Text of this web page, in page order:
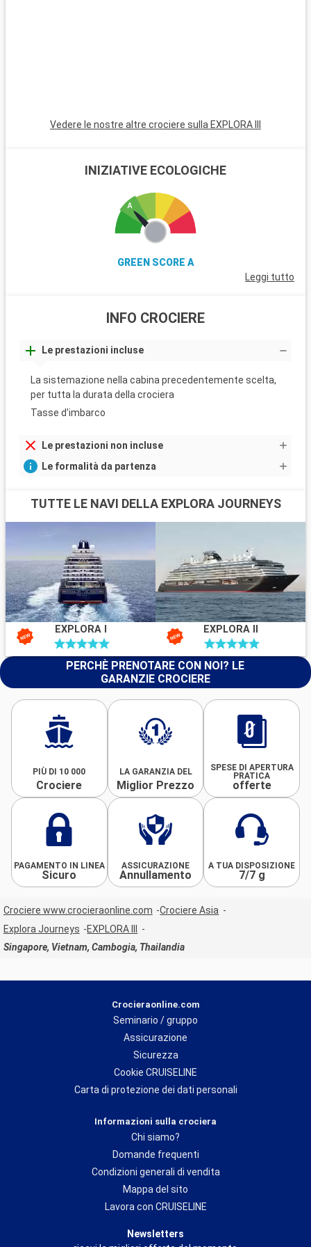
Vedere le nostre altre crociere sulla EXPLORA III
INIZIATIVE ECOLOGICHE
GREEN SCORE A
Leggi tutto
INFO CROCIERE
Le prestazioni incluse
La sistemazione nella cabina precedentemente scelta,
per tutta la durata della crociera
Tasse d'imbarco
Le prestazioni non incluse
Le formalità da partenza
TUTTE LE NAVI DELLA EXPLORA JOURNEYS
EXPLORA I EXPLORA II
PERCHÈ PRENOTARE CON NOI? LE
GARANZIE CROCIERE
PIÙ DI 10 000
Crociere
LA GARANZIA DEL
Miglior Prezzo
SPESE DI APERTURA
PRATICA
offerte
PAGAMENTO IN LINEA
Sicuro
ASSICURAZIONE
Annullamento
A TUA DISPOSIZIONE
7/7 g
Crociere www.crocieraonline.com
Crociere Asia
Explora Journeys
EXPLORA III
Singapore, Vietnam, Cambogia, Thailandia
Crocieraonline.com
Seminario / gruppo
Assicurazione
Sicurezza
Cookie CRUISELINE
Carta di protezione dei dati personali
Informazioni sulla crociera
Chi siamo?
Domande frequenti
Condizioni generali di vendita
Mappa del sito
Lavora con CRUISELINE
Newsletters